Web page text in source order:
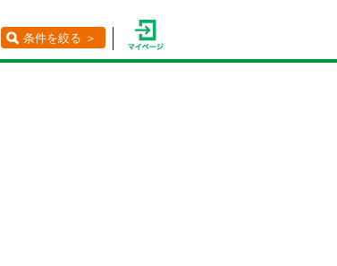
条件を絞る ＞